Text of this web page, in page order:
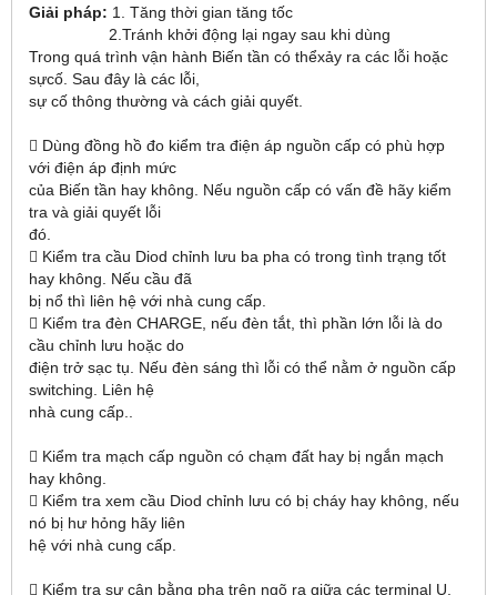
Giải pháp: 1. Tăng thời gian tăng tốc
2.Tránh khởi động lại ngay sau khi dùng
Trong quá trình vận hành Biến tần có thểxảy ra các lỗi hoặc
sựcố. Sau đây là các lỗi,
sự cố thông thường và cách giải quyết.
 Dùng đồng hồ đo kiểm tra điện áp nguồn cấp có phù hợp
với điện áp định mức
của Biến tần hay không. Nếu nguồn cấp có vấn đề hãy kiểm
tra và giải quyết lỗi
đó.
 Kiểm tra cầu Diod chỉnh lưu ba pha có trong tình trạng tốt
hay không. Nếu cầu đã
bị nổ thì liên hệ với nhà cung cấp.
 Kiểm tra đèn CHARGE, nếu đèn tắt, thì phần lớn lỗi là do
cầu chỉnh lưu hoặc do
điện trở sạc tụ. Nếu đèn sáng thì lỗi có thể nằm ở nguồn cấp
switching. Liên hệ
nhà cung cấp..
 Kiểm tra mạch cấp nguồn có chạm đất hay bị ngắn mạch
hay không.
 Kiểm tra xem cầu Diod chỉnh lưu có bị cháy hay không, nếu
nó bị hư hỏng hãy liên
hệ với nhà cung cấp.
 Kiểm tra sự cân bằng pha trên ngõ ra giữa các terminal U,